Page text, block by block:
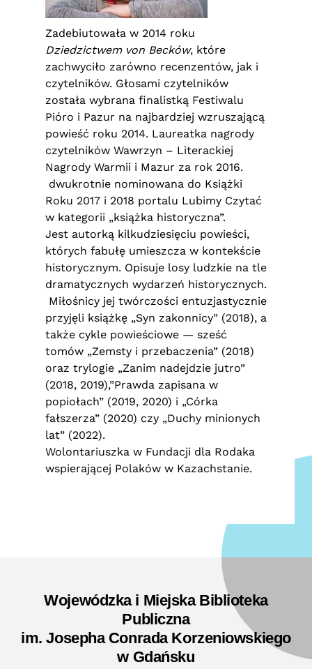
Zadebiutowała w 2014 roku
Dziedzictwem von Becków, które
zachwyciło zarówno recenzentów, jak i
czytelników. Głosami czytelników
została wybrana finalistką Festiwalu
Pióro i Pazur na najbardziej wzruszającą
powieść roku 2014. Laureatka nagrody
czytelników Wawrzyn – Literackiej
Nagrody Warmii i Mazur za rok 2016.
dwukrotnie nominowana do Książki
Roku 2017 i 2018 portalu Lubimy Czytać
w kategorii „książka historyczna”.
Jest autorką kilkudziesięciu powieści,
których fabułę umieszcza w kontekście
historycznym. Opisuje losy ludzkie na tle
dramatycznych wydarzeń historycznych.
Miłośnicy jej twórczości entuzjastycznie
przyjęli książkę „Syn zakonnicy” (2018), a
także cykle powieściowe — sześć
tomów „Zemsty i przebaczenia” (2018)
oraz trylogie „Zanim nadejdzie jutro”
(2018, 2019),”Prawda zapisana w
popiołach” (2019, 2020) i „Córka
fałszerza” (2020) czy „Duchy minionych
lat” (2022).
Wolontariuszka w Fundacji dla Rodaka
wspierającej Polaków w Kazachstanie.
Wojewódzka i Miejska Biblioteka
Publiczna
im. Josepha Conrada Korzeniowskiego
w Gdańsku